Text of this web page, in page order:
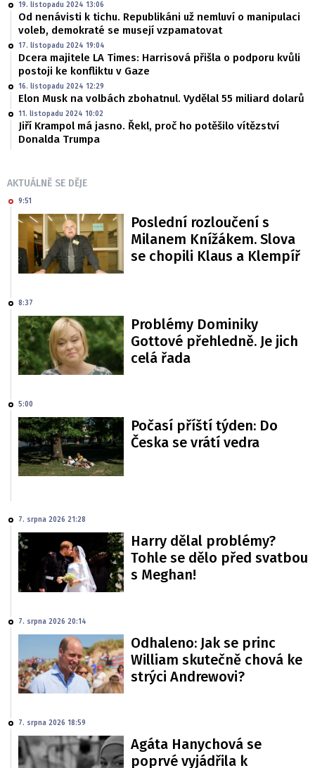
19. listopadu 2024 13:06
Od nenávisti k tichu. Republikáni už nemluví o manipulaci
voleb, demokraté se musejí vzpamatovat
17. listopadu 2024 19:04
Dcera majitele LA Times: Harrisová přišla o podporu kvůli
postoji ke konfliktu v Gaze
16. listopadu 2024 12:29
Elon Musk na volbách zbohatnul. Vydělal 55 miliard dolarů
11. listopadu 2024 10:02
Jiří Krampol má jasno. Řekl, proč ho potěšilo vítězství
Donalda Trumpa
AKTUÁLNĚ SE DĚJE
9:51
Poslední rozloučení s
Milanem Knížákem. Slova
se chopili Klaus a Klempíř
8:37
Problémy Dominiky
Gottové přehledně. Je jich
celá řada
5:00
Počasí příští týden: Do
Česka se vrátí vedra
7. srpna 2026 21:28
Harry dělal problémy?
Tohle se dělo před svatbou
s Meghan!
7. srpna 2026 20:14
Odhaleno: Jak se princ
William skutečně chová ke
strýci Andrewovi?
7. srpna 2026 18:59
Agáta Hanychová se
poprvé vyjádřila k